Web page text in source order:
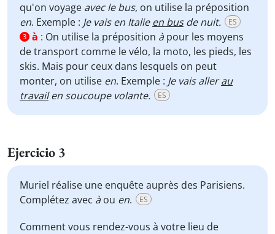
qu'on voyage avec le bus, on utilise la préposition
en. Exemple : Je vais en Italieen busde nuit. ES
3 à : On utilise la préposition àpour les moyens
de transport comme le vélo, la moto, les pieds, les
skis. Mais pour ceux dans lesquels on peut
monter, on utilise en. Exemple : Je vais allerau
travailen soucoupe volante. ES
Ejercicio 3
Muriel réalise une enquête auprès des Parisiens.
Complétez avec àou en. ES
Comment vous rendez-vous à votre lieu de